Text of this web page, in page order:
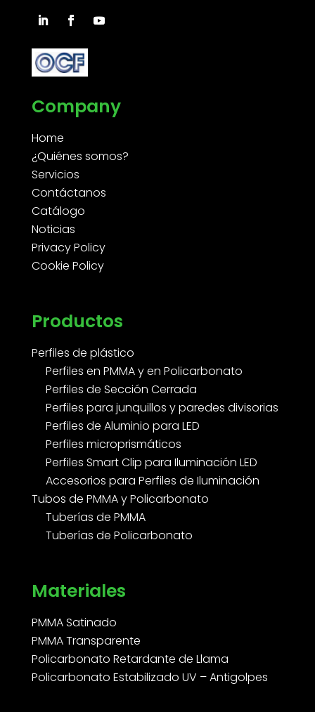
Company
Home
¿Quiénes somos?
Servicios
Contáctanos
Catálogo
Noticias
Privacy Policy
Cookie Policy
Productos
Perfiles de plástico
Perfiles en PMMA y en Policarbonato
Perfiles de Sección Cerrada
Perfiles para junquillos y paredes divisorias
Perfiles de Aluminio para LED
Perfiles microprismáticos
Perfiles Smart Clip para Iluminación LED
Accesorios para Perfiles de Iluminación
Tubos de PMMA y Policarbonato
Tuberías de PMMA
Tuberías de Policarbonato
Materiales
PMMA Satinado
PMMA Transparente
Policarbonato Retardante de Llama
Policarbonato Estabilizado UV – Antigolpes